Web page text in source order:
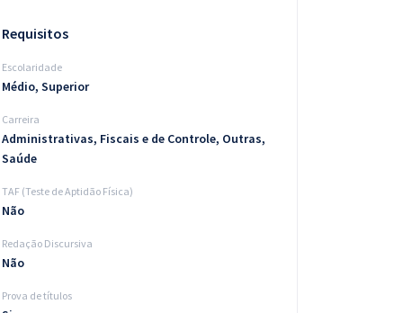
Requisitos
Escolaridade
Médio, Superior
Carreira
Administrativas, Fiscais e de Controle, Outras,
Saúde
TAF (Teste de Aptidão Física)
Não
Redação Discursiva
Não
Prova de títulos